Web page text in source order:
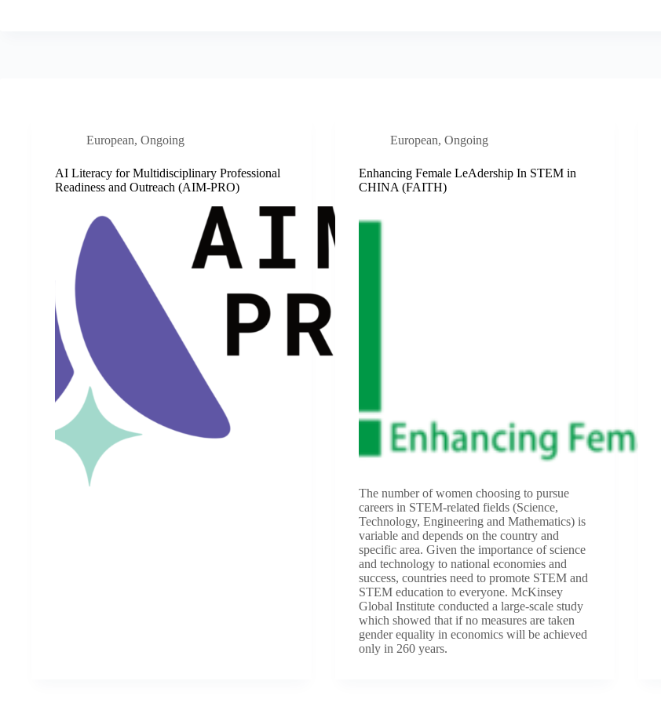
European, Ongoing
AI Literacy for Multidisciplinary Professional
Readiness and Outreach (AIM-PRO)
European, Ongoing
Enhancing Female LeAdership In STEM in
CHINA (FAITH)
The number of women choosing to pursue
careers in STEM-related fields (Science,
Technology, Engineering and Mathematics) is
variable and depends on the country and
specific area. Given the importance of science
and technology to national economies and
success, countries need to promote STEM and
STEM education to everyone. McKinsey
Global Institute conducted a large-scale study
which showed that if no measures are taken
gender equality in economics will be achieved
only in 260 years.